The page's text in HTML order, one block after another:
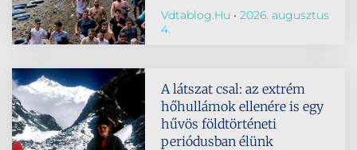
Vdtablog.hu
2026. augusztus
4.
A látszat csal: az extrém
hőhullámok ellenére is egy
hűvös földtörténeti
periódusban élünk